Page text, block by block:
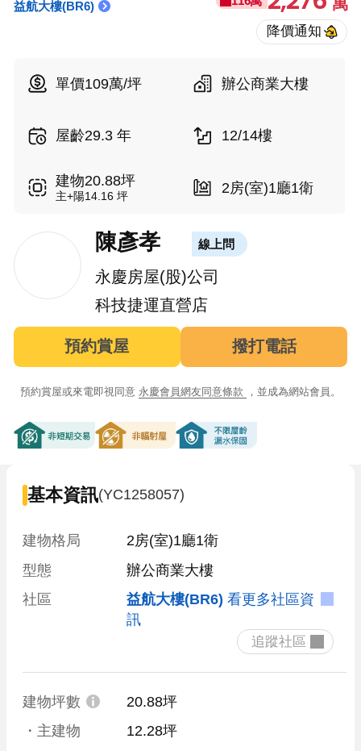
益航大樓(BR6)
單價109萬/坪 辦公商業大樓
屋齡29.3 年 12/14樓
建物20.88坪
主+陽14.16 坪 2房(室)1廳1衛
陳彥孝 線上問
永慶房屋(股)公司
科技捷運直營店
預約賞屋 撥打電話
預約賞屋或來電即視同意 永慶會員網友同意條款 ，並成為網站會員。
基本資訊(YC1258057)
建物格局
2房(室)1廳1衛
型態
辦公商業大樓
社區
益航大樓(BR6) 看更多社區資
訊
建物坪數
20.88坪
・主建物
12.28坪